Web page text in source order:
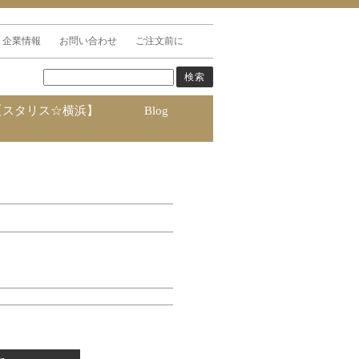
企業情報 お問い合わせ ご注文前に
タリス☆横浜】 Blog